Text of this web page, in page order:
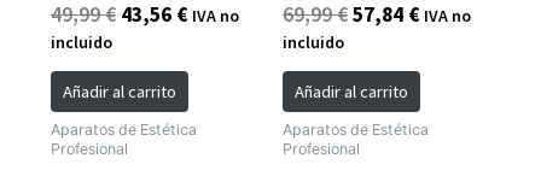
49,99€ 43,56 € IVA no
incluido
Añadir al carrito
Aparatos de Estética
Profesional
69,99€57,84 € IVA no
incluido
Añadir al carrito
Aparatos de Estética
Profesional